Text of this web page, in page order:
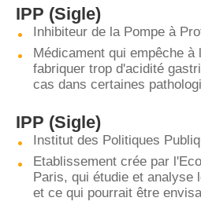
IPP (Sigle)
Inhibiteur de la Pompe à
Médicament qui empêche à
fabriquer trop d'acidité
cas dans certaines
IPP (Sigle)
Institut des Politiques
Etablissement crée par
Paris, qui étudie et analyse
et ce qui pourrait être